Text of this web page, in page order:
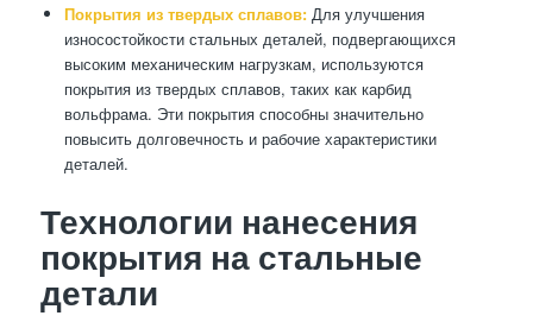
Покрытия из твердых сплавов:Для улучшения
износостойкости стальных деталей, подвергающихся
высоким механическим нагрузкам, используются
покрытия из твердых сплавов, таких как карбид
вольфрама. Эти покрытия способны значительно
повысить долговечность и рабочие характеристики
деталей.
Технологии нанесения
покрытия на стальные
детали